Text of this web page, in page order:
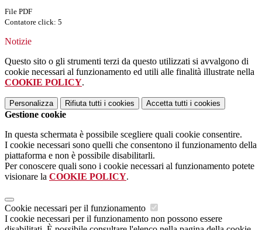
File PDF
Contatore click: 5
Notizie
Questo sito o gli strumenti terzi da questo utilizzati si avvalgono di
cookie necessari al funzionamento ed utili alle finalità illustrate nella
COOKIE POLICY.
Personalizza Rifiuta tutti i cookies Accetta tutti i cookies
Gestione cookie
In questa schermata è possibile scegliere quali cookie consentire.
I cookie necessari sono quelli che consentono il funzionamento della
piattaforma e non è possibile disabilitarli.
Per conoscere quali sono i cookie necessari al funzionamento potete
visionare la COOKIE POLICY.
Cookie necessari per il funzionamento
I cookie necessari per il funzionamento non possono essere